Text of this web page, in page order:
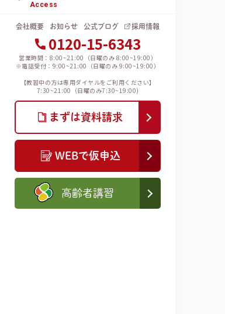
Access
会社概要 お知らせ 公式ブログ 採用情報
0120-15-6343
営業時間：8:00~21:00（日曜のみ 8:00~19:00）
※電話受付：9:00~21:00（日曜のみ 9:00~19:00）
【教習中の方は専用ダイヤルをご利用ください】
7:30~21:00（日曜のみ7:30~19:00)
まずは資料請求
WEBで仮申込
高齢者講習